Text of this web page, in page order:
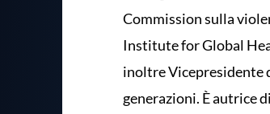
Commission sulla
Institute for Global
inoltre Vicepresidente
generazioni. È autrice